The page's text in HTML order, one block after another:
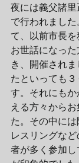
夜には義父諸
で行われまし
て、以前市長
お世話になっ
き、開催され
たといっても
す。それにも
える方々から
た。その中には
レスリングな
者が多く参加